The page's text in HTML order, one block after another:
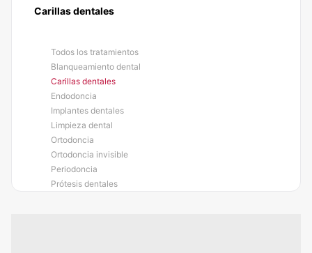
Carillas dentales
Todos los tratamientos
Blanqueamiento dental
Carillas dentales
Endodoncia
Implantes dentales
Limpieza dental
Ortodoncia
Ortodoncia invisible
Periodoncia
Prótesis dentales